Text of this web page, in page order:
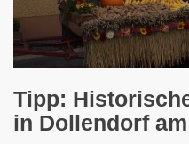
Tipp:
in Dollendorf